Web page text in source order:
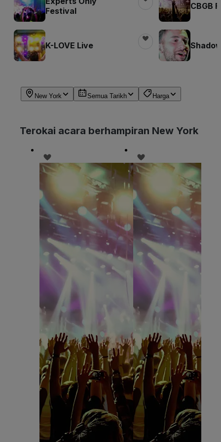
Festival
K-LOVE Live
CBGB
New York Semua Tarikh Harga
Terokai acara berhampiran New York